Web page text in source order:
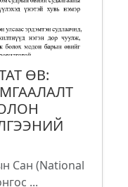
ӨВ:
Сан (National
...